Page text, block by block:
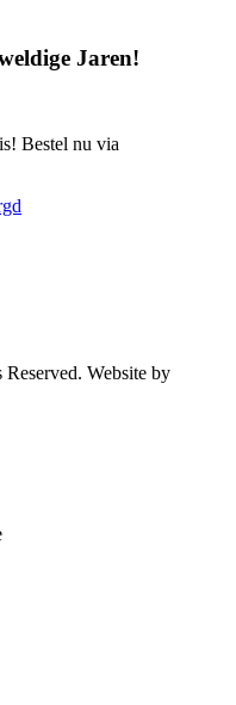
Jaren!
Bestel nu via
Website by